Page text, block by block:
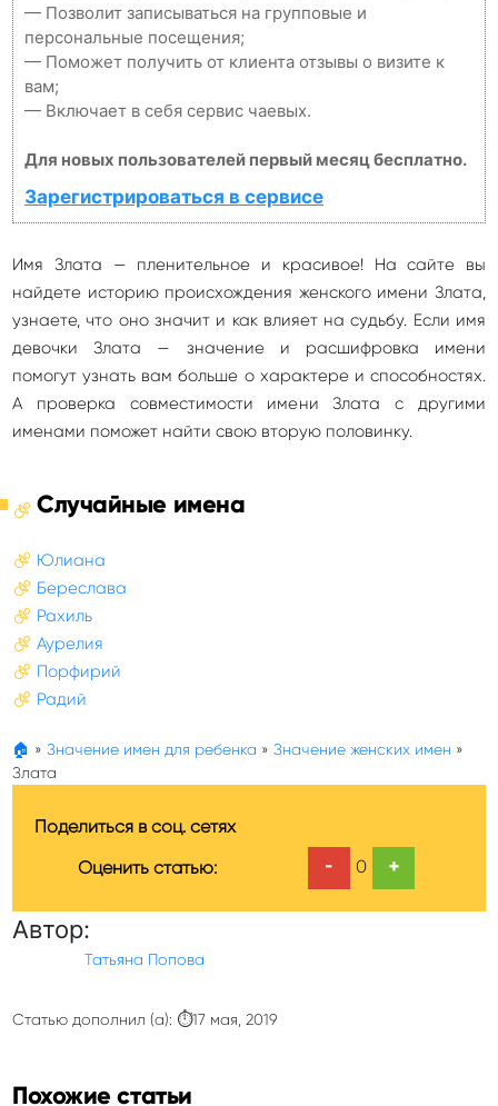
— Позволит записываться на групповые и
персональные посещения;
— Поможет получить от клиента отзывы о визите к
вам;
— Включает в себя сервис чаевых.
Для новых пользователей первый месяц бесплатно.
Зарегистрироваться в сервисе
Имя Злата — пленительное и красивое! На сайте вы
найдете историю происхождения женского имени Злата,
узнаете, что оно значит и как влияет на судьбу. Если имя
девочки Злата — значение и расшифровка имени
помогут узнать вам больше о характере и способностях.
А проверка совместимости имени Злата с другими
именами поможет найти свою вторую половинку.
Случайные имена
Юлиана
Береслава
Рахиль
Аурелия
Порфирий
Радий
🏠 » Значение имен для ребенка » Значение женских имен »
Злата
Поделиться в соц. сетях
Оценить статью:
- 0 +
Автор:
Татьяна Попова
Статью дополнил (а): ⏱17 мая, 2019
Похожие статьи